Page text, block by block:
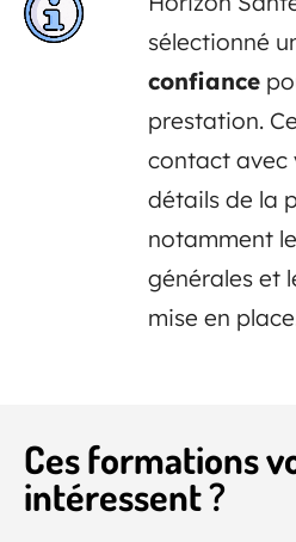
sélectionné
confiance
prestation.
contact avec
détails de la
notamment
générales et
mise en
Ces formations
intéressent ?